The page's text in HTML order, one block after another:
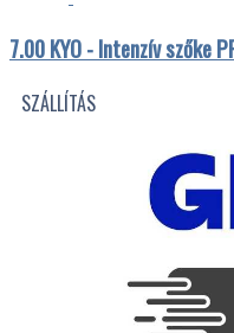
7.00 KYO - Intenzív szőke
SZÁLLÍTÁS